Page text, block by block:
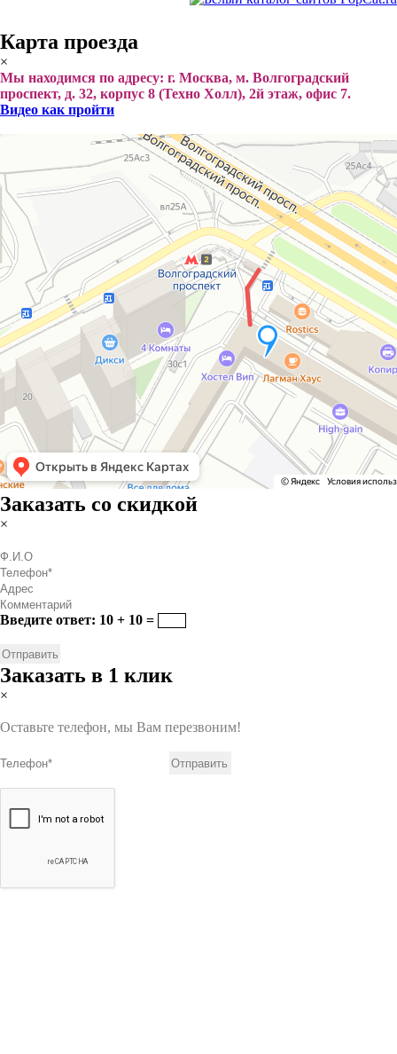
Карта проезда
×
Мы находимся по адресу: г. Москва, м. Волгоградский
проспект, д. 32, корпус 8 (Техно Холл), 2й этаж, офис 7.
Видео как пройти
Заказать со скидкой
×
Введите ответ: 10 + 10 =
Заказать в 1 клик
×
Оставьте телефон, мы Вам перезвоним!